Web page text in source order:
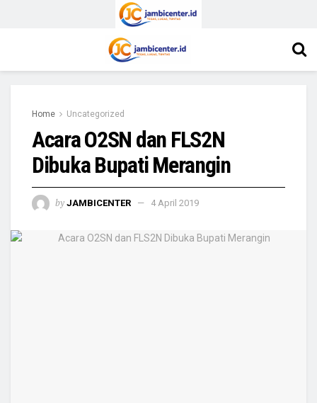
Home Uncategorized
Acara O2SN dan FLS2N
Dibuka Bupati Merangin
by JAMBICENTER 4 April 2019